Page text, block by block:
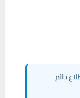
دائم